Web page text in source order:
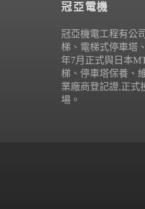
冠亞電機
冠亞機電工程有公
梯、電梯式停車塔
年7月正式與日本
梯、停車塔保養、
業廠商登記證,正式
場。